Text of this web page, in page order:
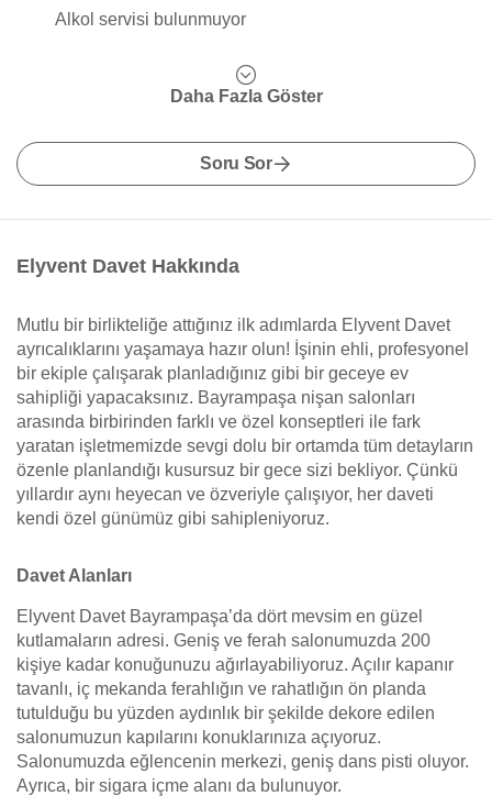
Alkol servisi bulunmuyor
Daha Fazla Göster
Soru Sor
Elyvent Davet Hakkında
Mutlu bir birlikteliğe attığınız ilk adımlarda Elyvent Davet
ayrıcalıklarını yaşamaya hazır olun! İşinin ehli, profesyonel
bir ekiple çalışarak planladığınız gibi bir geceye ev
sahipliği yapacaksınız. Bayrampaşa nişan salonları
arasında birbirinden farklı ve özel konseptleri ile fark
yaratan işletmemizde sevgi dolu bir ortamda tüm detayların
özenle planlandığı kusursuz bir gece sizi bekliyor. Çünkü
yıllardır aynı heyecan ve özveriyle çalışıyor, her daveti
kendi özel günümüz gibi sahipleniyoruz.
Davet Alanları
Elyvent Davet Bayrampaşa’da dört mevsim en güzel
kutlamaların adresi. Geniş ve ferah salonumuzda 200
kişiye kadar konuğunuzu ağırlayabiliyoruz. Açılır kapanır
tavanlı, iç mekanda ferahlığın ve rahatlığın ön planda
tutulduğu bu yüzden aydınlık bir şekilde dekore edilen
salonumuzun kapılarını konuklarınıza açıyoruz.
Salonumuzda eğlencenin merkezi, geniş dans pisti oluyor.
Ayrıca, bir sigara içme alanı da bulunuyor.